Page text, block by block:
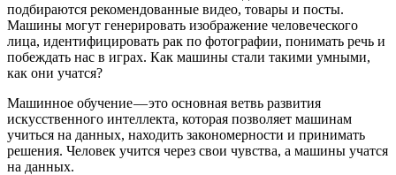
подбираются рекомендованные видео, товары и посты.
Машины могут генерировать изображение человеческого
лица, идентифицировать рак по фотографии, понимать речь и
побеждать нас в играх. Как машины стали такими умными,
как они учатся?
Машинное обучение — это основная ветвь развития
искусственного интеллекта, которая позволяет машинам
учиться на данных, находить закономерности и принимать
решения. Человек учится через свои чувства, а машины учатся
на данных.